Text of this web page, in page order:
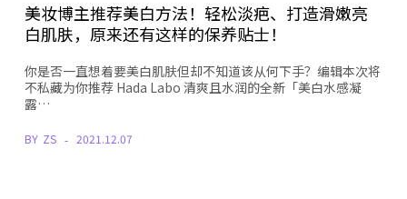
美妆博主推荐美白方法！轻松淡疤、打造滑嫩亮
白肌肤，原来还有这样的保养贴士！
你是否一直想着要美白肌肤但却不知道该从何下手？编辑本次将
不私藏为你推荐 Hada Labo 清爽且水润的全新「美白水感凝
露…
BY ZS 2021.12.07